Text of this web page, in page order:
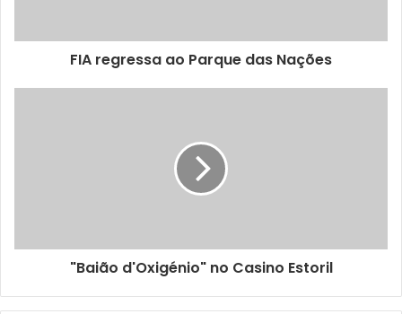
FIA regressa ao Parque das Nações
"Baião d'Oxigénio" no Casino Estoril